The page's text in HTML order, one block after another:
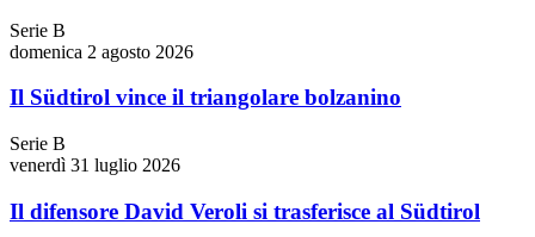
Serie B
domenica 2 agosto 2026
Il Südtirol vince il triangolare bolzanino
Serie B
venerdì 31 luglio 2026
Il difensore David Veroli si trasferisce al Südtirol